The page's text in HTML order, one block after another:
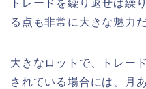
トレードを繰り返せば繰
る点も非常に大きな魅力
大きなロットで、トレー
されている場合には、月